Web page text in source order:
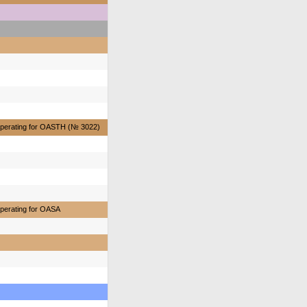
for OASTH (№ 3022)
for OASA